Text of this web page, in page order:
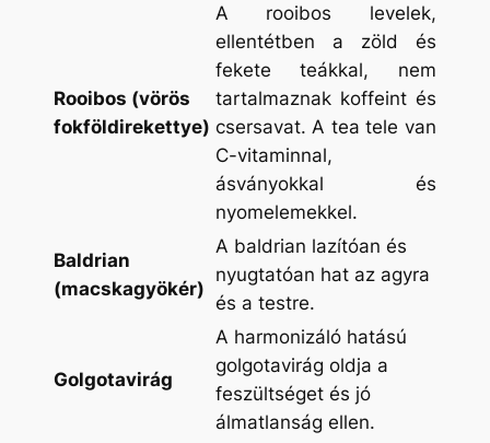
Rooibos (vörös
fokföldirekettye)
A rooibos levelek,
ellentétben a zöld és
fekete teákkal, nem
tartalmaznak koffeint és
csersavat. A tea tele van
C-vitaminnal,
ásványokkal és
nyomelemekkel.
Baldrian
(macskagyökér)
A baldrian lazítóan és
nyugtatóan hat az agyra
és a testre.
Golgotavirág
A harmonizáló hatású
golgotavirág oldja a
feszültséget és jó
álmatlanság ellen.